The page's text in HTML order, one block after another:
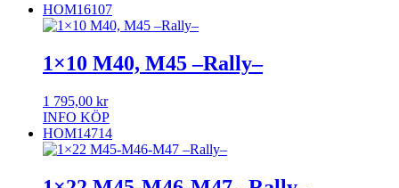
HOM16107
1×10 M40, M45 –Rally–
1 795,00 kr
INFO KÖP
HOM14714